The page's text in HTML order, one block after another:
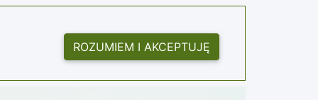
ROZUMIEM I AKCEPTUJĘ